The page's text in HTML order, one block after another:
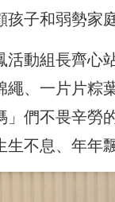
子和弱勢家
活動組長齊心
繩、一片片粽
」們不畏辛勞
不息、年年飄